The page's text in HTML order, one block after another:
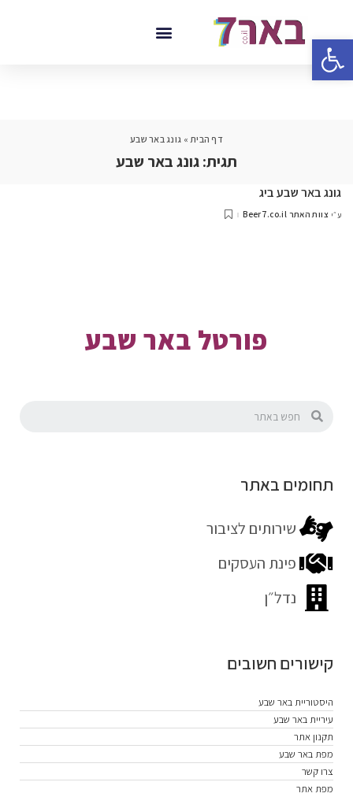
פתח סרגל נגישות
דף הבית» גונג באר שבע
תגית:גונג באר שבע
גונג באר שבע ביג
ע״י צוות האתר Beer7.co.il
פורטל באר שבע
תחומים באתר
שירותים לציבור
פינת העסקים
נדל״ן
קישורים חשובים
היסטוריית באר שבע
עיריית באר שבע
תקנון אתר
מפת באר שבע
צרו קשר
מפת אתר